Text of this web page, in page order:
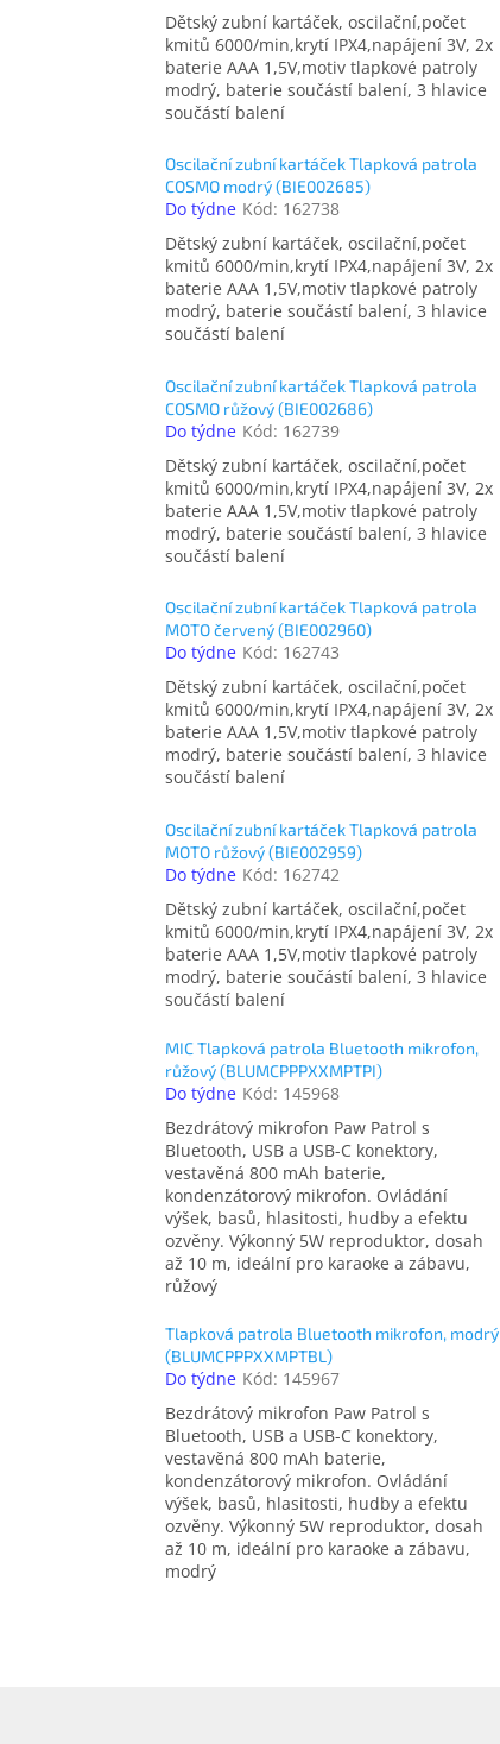
Dětský zubní kartáček, oscilační,počet
kmitů 6000/min,krytí IPX4,napájení 3V, 2x
baterie AAA 1,5V,motiv tlapkové patroly
modrý, baterie součástí balení, 3 hlavice
součástí balení
Oscilační zubní kartáček Tlapková patrola
COSMO modrý (BIE002685)
Do týdne Kód: 162738
Dětský zubní kartáček, oscilační,počet
kmitů 6000/min,krytí IPX4,napájení 3V, 2x
baterie AAA 1,5V,motiv tlapkové patroly
modrý, baterie součástí balení, 3 hlavice
součástí balení
Oscilační zubní kartáček Tlapková patrola
COSMO růžový (BIE002686)
Do týdne Kód: 162739
Dětský zubní kartáček, oscilační,počet
kmitů 6000/min,krytí IPX4,napájení 3V, 2x
baterie AAA 1,5V,motiv tlapkové patroly
modrý, baterie součástí balení, 3 hlavice
součástí balení
Oscilační zubní kartáček Tlapková patrola
MOTO červený (BIE002960)
Do týdne Kód: 162743
Dětský zubní kartáček, oscilační,počet
kmitů 6000/min,krytí IPX4,napájení 3V, 2x
baterie AAA 1,5V,motiv tlapkové patroly
modrý, baterie součástí balení, 3 hlavice
součástí balení
Oscilační zubní kartáček Tlapková patrola
MOTO růžový (BIE002959)
Do týdne Kód: 162742
Dětský zubní kartáček, oscilační,počet
kmitů 6000/min,krytí IPX4,napájení 3V, 2x
baterie AAA 1,5V,motiv tlapkové patroly
modrý, baterie součástí balení, 3 hlavice
součástí balení
MIC Tlapková patrola Bluetooth mikrofon,
růžový (BLUMCPPPXXMPTPI)
Do týdne Kód: 145968
Bezdrátový mikrofon Paw Patrol s
Bluetooth, USB a USB-C konektory,
vestavěná 800 mAh baterie,
kondenzátorový mikrofon. Ovládání
výšek, basů, hlasitosti, hudby a efektu
ozvěny. Výkonný 5W reproduktor, dosah
až 10 m, ideální pro karaoke a zábavu,
růžový
Tlapková patrola Bluetooth mikrofon, modrý
(BLUMCPPPXXMPTBL)
Do týdne Kód: 145967
Bezdrátový mikrofon Paw Patrol s
Bluetooth, USB a USB-C konektory,
vestavěná 800 mAh baterie,
kondenzátorový mikrofon. Ovládání
výšek, basů, hlasitosti, hudby a efektu
ozvěny. Výkonný 5W reproduktor, dosah
až 10 m, ideální pro karaoke a zábavu,
modrý